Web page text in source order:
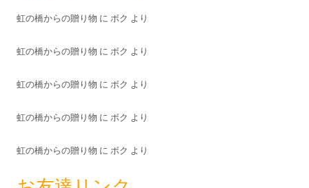
虹の橋からの贈り物 に ボク より
虹の橋からの贈り物 に ボク より
虹の橋からの贈り物 に ボク より
虹の橋からの贈り物 に ボク より
虹の橋からの贈り物 に ボク より